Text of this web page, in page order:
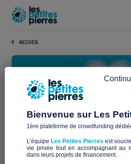
ACCUEIL
Découvrez les
Bienvenue sur notre page dédiée
Bienvenue sur Les
1ère plateforme de crowdfunding
L’équipe Les Petites Pierres est
vie privée tout en accompagnant au
dans leurs projets de financement.